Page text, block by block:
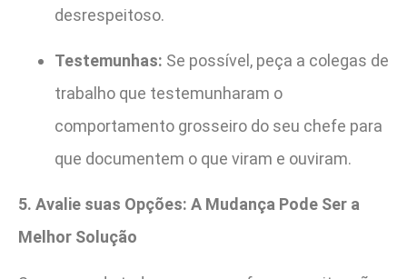
desrespeitoso.
Testemunhas: Se possível, peça a colegas de
trabalho que testemunharam o
comportamento grosseiro do seu chefe para
que documentem o que viram e ouviram.
5. Avalie suas Opções: A Mudança Pode Ser a
Melhor Solução